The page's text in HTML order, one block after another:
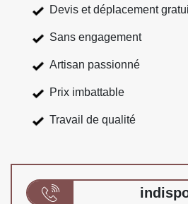
Devis et déplacement
Sans engagement
Artisan passionné
Prix imbattable
Travail de qualité